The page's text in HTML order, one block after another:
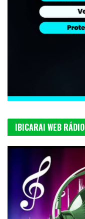
IBICARAI WEB RÁDIO